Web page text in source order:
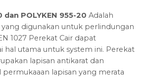
dan POLYKEN 955-20 Adalah
digunakan untuk perlindungan
1027 Perekat Cair dapat
hal utama untuk system ini. Perekat
lapisan antikarat dan
lapisan yang merata